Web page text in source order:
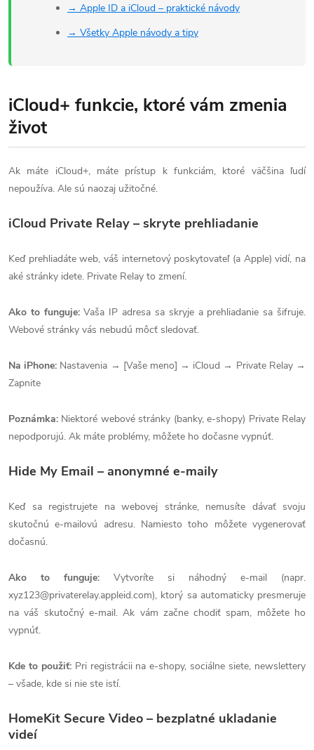
→ Apple ID a iCloud – praktické návody
→ Všetky Apple návody a tipy
iCloud+ funkcie, ktoré vám zmenia
život
Ak máte iCloud+, máte prístup k funkciám, ktoré väčšina ľudí
nepoužíva. Ale sú naozaj užitočné.
iCloud Private Relay – skryte prehliadanie
Keď prehliadáte web, váš internetový poskytovateľ (a Apple) vidí, na
aké stránky idete. Private Relay to zmení.
Ako to funguje:Vaša IP adresa sa skryje a prehliadanie sa šifruje.
Webové stránky vás nebudú môcť sledovať.
Na iPhone: Nastavenia → [Vaše meno] → iCloud → Private Relay →
Zapnite
Poznámka: Niektoré webové stránky (banky, e-shopy) Private Relay
nepodporujú. Ak máte problémy, môžete ho dočasne vypnúť.
Hide My Email – anonymné e-maily
Keď sa registrujete na webovej stránke, nemusíte dávať svoju
skutočnú e-mailovú adresu. Namiesto toho môžete vygenerovať
dočasnú.
Ako to funguje: Vytvoríte si náhodný e-mail (napr.
xyz123@privaterelay.appleid.com), ktorý sa automaticky presmeruje
na váš skutočný e-mail. Ak vám začne chodiť spam, môžete ho
vypnúť.
Kde to použiť:Pri registrácii na e-shopy, sociálne siete, newslettery
– všade, kde si nie ste istí.
HomeKit Secure Video – bezplatné ukladanie
videí